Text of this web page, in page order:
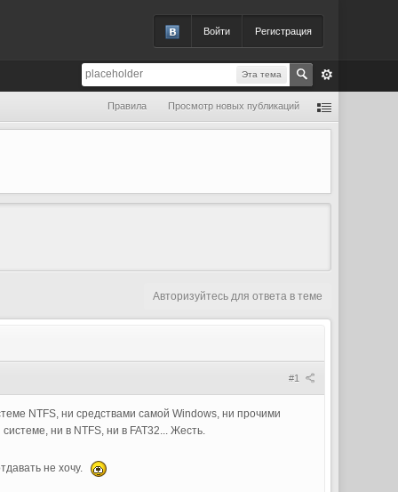
Войти Регистрация
Эта тема
Правила Просмотр новых публикаций
Авторизуйтесь для ответа в теме
#1
NTFS, ни средствами самой Windows, ни прочими
ни в NTFS, ни в FAT32... Жесть.
не хочу.